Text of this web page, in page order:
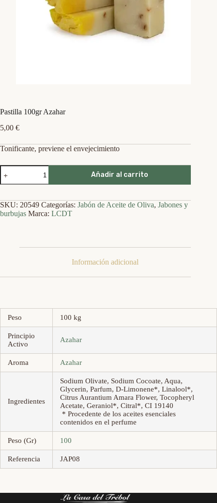
Pastilla 100gr Azahar
5,00 €
Tonificante, previene el envejecimiento
Pastilla
100gr
Azahar
Añadir al carrito
SKU: 20549 Categorías: Jabón de Aceite de Oliva, Jabones y
burbujas Marca: LCDT
Información adicional
Peso 100 kg
Principio
Activo
Azahar
Aroma Azahar
Ingredientes
Sodium Olivate, Sodium Cocoate, Aqua,
Glycerin, Parfum, D-Limonene*, Linalool*,
Citrus Aurantium Amara Flower, Tocopheryl
Acetate, Geraniol*, Citral*, CI 19140
* Procedente de los aceites esenciales
contenidos en el perfume
Peso (Gr) 100
Referencia JAP08